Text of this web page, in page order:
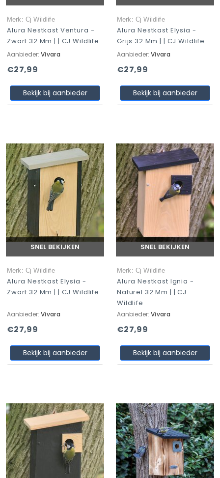
Merk: Cj Wildlife
Alura Nestkast Ventura -
Zwart 32 Mm | | CJ Wildlife
Aanbieder: Vivara
€27,99
Bekijk bij aanbieder
Merk: Cj Wildlife
Alura Nestkast Elysia -
Grijs 32 Mm | | CJ Wildlife
Aanbieder: Vivara
€27,99
Bekijk bij aanbieder
SNEL BEKIJKEN
Merk: Cj Wildlife
Alura Nestkast Elysia -
Zwart 32 Mm | | CJ Wildlife
Aanbieder: Vivara
€27,99
Bekijk bij aanbieder
SNEL BEKIJKEN
Merk: Cj Wildlife
Alura Nestkast Ignia -
Naturel 32 Mm | | CJ
Wildlife
Aanbieder: Vivara
€27,99
Bekijk bij aanbieder